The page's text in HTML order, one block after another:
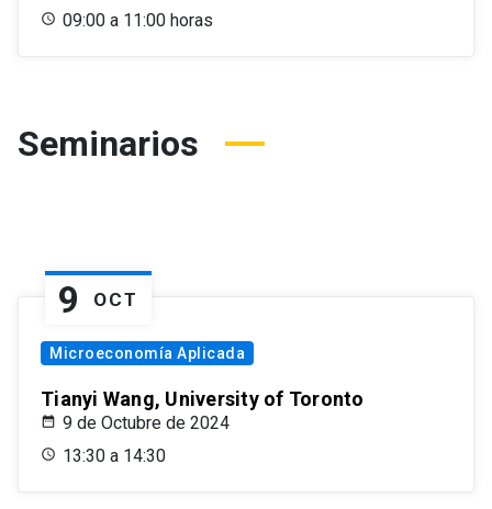
09:00 a 11:00 horas
Seminarios
9 OCT
Microeconomía Aplicada
Tianyi Wang, University of Toronto
9 de Octubre de 2024
13:30 a 14:30